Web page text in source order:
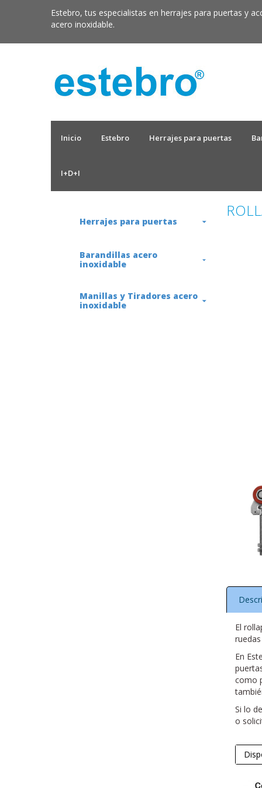
Estebro, tus especialistas en herrajes para puertas y
acero inoxidable.
Inicio Estebro Herrajes para puertas
I+D+I
Herrajes para puertas
Barandillas acero
inoxidable
Manillas y Tiradores acero
inoxidable
El
En
como
Si lo
o